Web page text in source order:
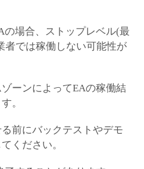
の場合、ストップレベル(最
者では稼働しない可能性が
ーンによってEAの稼働結
。
前にバックテストやデモ
ください。